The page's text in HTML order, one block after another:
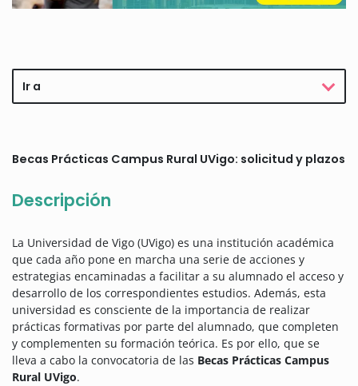
Ir a
Becas Prácticas Campus Rural UVigo: solicitud y plazos
Descripción
La Universidad de Vigo (UVigo) es una institución académica
que cada año pone en marcha una serie de acciones y
estrategias encaminadas a facilitar a su alumnado el acceso y
desarrollo de los correspondientes estudios. Además, esta
universidad es consciente de la importancia de realizar
prácticas formativas por parte del alumnado, que completen
y complementen su formación teórica. Es por ello, que se
lleva a cabo la convocatoria de las Becas Prácticas Campus
Rural UVigo.